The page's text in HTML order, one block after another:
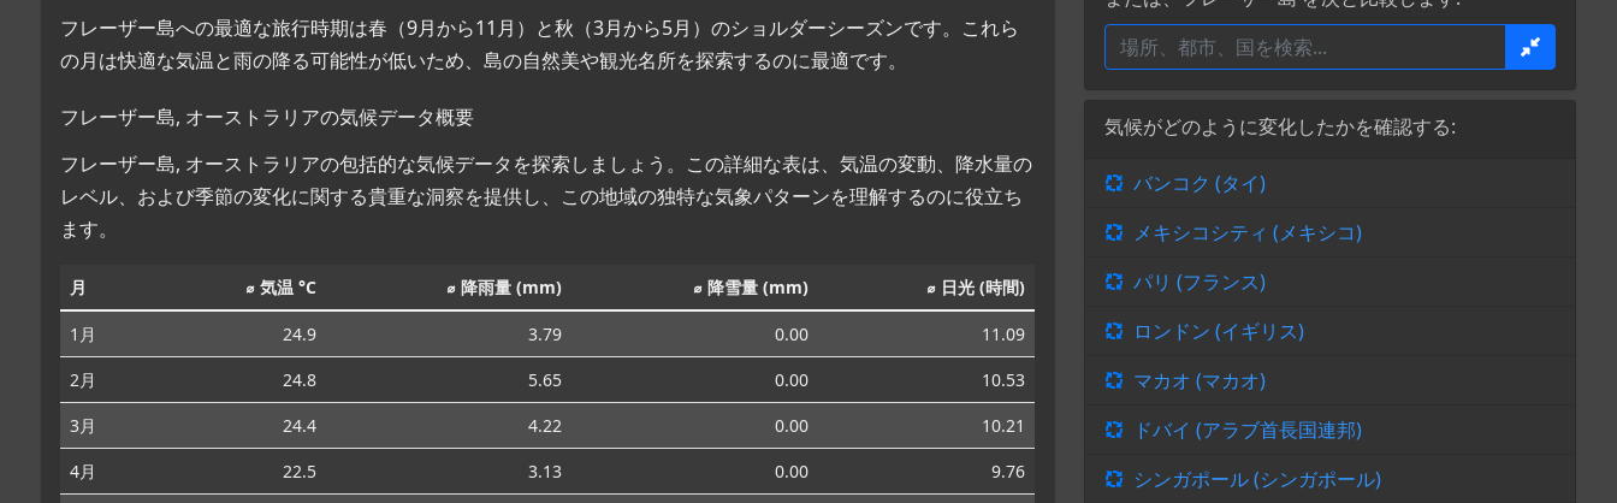
フレーザー島への最適な旅行時期は春（9月から11月）と秋（3月から5月）のショルダーシーズンです。これら
の月は快適な気温と雨の降る可能性が低いため、島の自然美や観光名所を探索するのに最適です。
フレーザー島, オーストラリアの気候データ概要
フレーザー島, オーストラリアの包括的な気候データを探索しましょう。この詳細な表は、気温の変動、降水量の
レベル、および季節の変化に関する貴重な洞察を提供し、この地域の独特な気象パターンを理解するのに役立ち
ます。
月 ⌀ 気温 °C ⌀ 降雨量 (mm) ⌀ 降雪量 (mm) ⌀ 日光 (時間)
1月 24.9 3.79 0.00
11.09
2月
24.8 5.65 0.00
10.53
3月
24.4 4.22 0.00
10.21
4月
22.5 3.13 0.00
9.76
気候がどのように変化したかを確認する:
バンコク (タイ)
メキシコシティ (メキシコ)
パリ (フランス)
ロンドン (イギリス)
マカオ (マカオ)
ドバイ (アラブ首長国連邦)
シンガポール (シンガポール)